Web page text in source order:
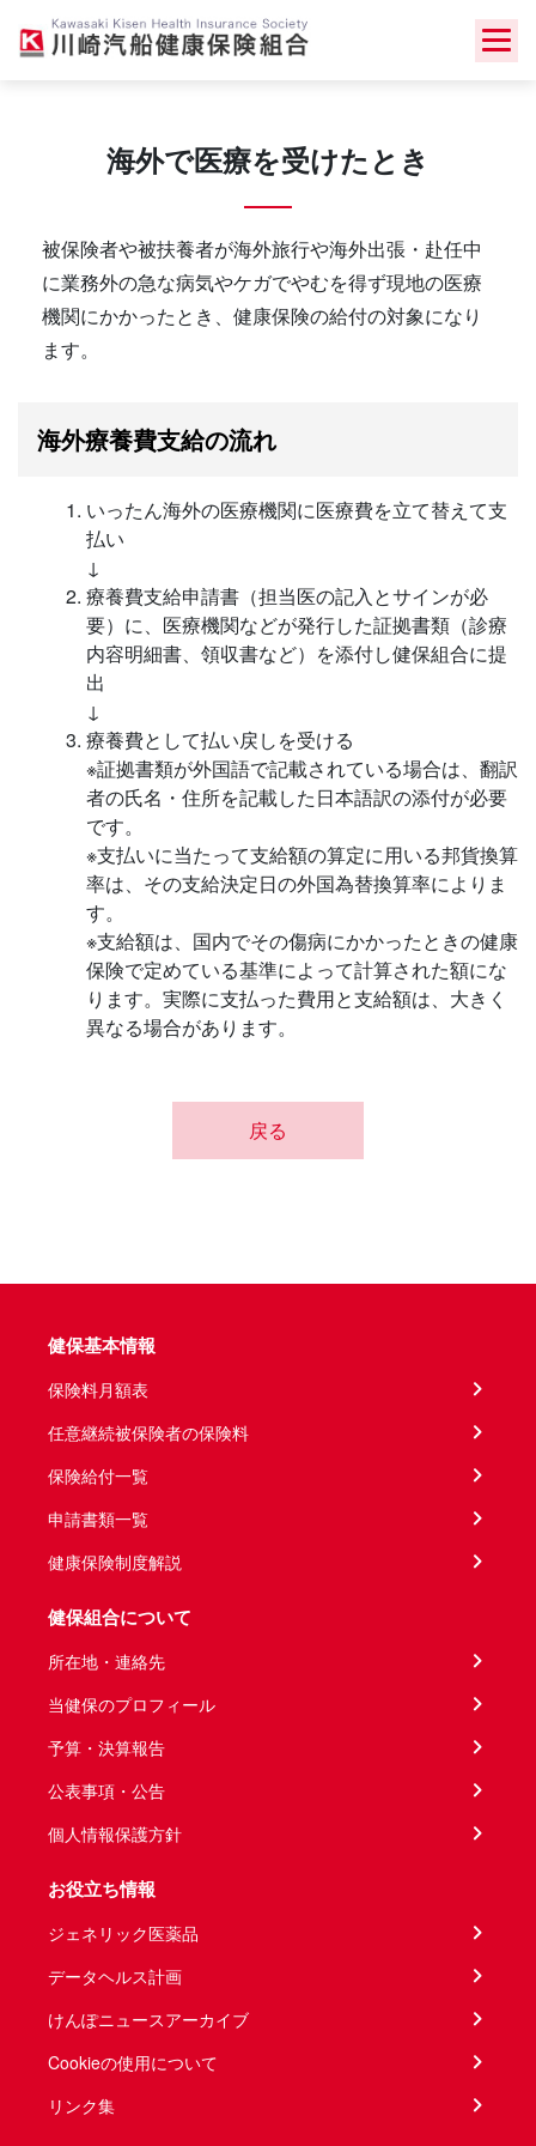
海外で医療を受けたとき
被保険者や被扶養者が海外旅行や海外出張・赴任中
に業務外の急な病気やケガでやむを得ず現地の医療
機関にかかったとき、健康保険の給付の対象になり
ます。
海外療養費支給の流れ
いったん海外の医療機関に医療費を立て替えて支
払い
↓
療養費支給申請書（担当医の記入とサインが必
要）に、医療機関などが発行した証拠書類（診療
内容明細書、領収書など）を添付し健保組合に提
出
↓
療養費として払い戻しを受ける
※証拠書類が外国語で記載されている場合は、翻訳
者の氏名・住所を記載した日本語訳の添付が必要
です。
※支払いに当たって支給額の算定に用いる邦貨換算
率は、その支給決定日の外国為替換算率によりま
す。
※支給額は、国内でその傷病にかかったときの健康
保険で定めている基準によって計算された額にな
ります。実際に支払った費用と支給額は、大きく
異なる場合があります。
戻る
健保基本情報
保険料月額表
任意継続被保険者の保険料
保険給付一覧
申請書類一覧
健康保険制度解説
健保組合について
所在地・連絡先
当健保のプロフィール
予算・決算報告
公表事項・公告
個人情報保護方針
お役立ち情報
ジェネリック医薬品
データヘルス計画
けんぽニュースアーカイブ
Cookieの使用について
リンク集